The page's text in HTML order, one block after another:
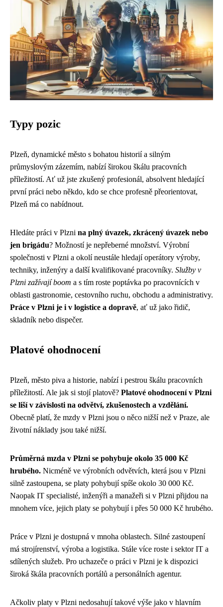
Typy pozic
Plzeň, dynamické město s bohatou historií a silným
průmyslovým zázemím, nabízí širokou škálu pracovních
příležitostí. Ať už jste zkušený profesionál, absolvent hledající
první práci nebo někdo, kdo se chce profesně přeorientovat,
Plzeň má co nabídnout.
Hledáte práci v Plzni na plný úvazek, zkrácený úvazek nebo
jen brigádu? Možností je nepřeberné množství. Výrobní
společnosti v Plzni a okolí neustále hledají operátory výroby,
techniky, inženýry a další kvalifikované pracovníky. Služby v
Plzni zažívají boom a s tím roste poptávka po pracovnících v
oblasti gastronomie, cestovního ruchu, obchodu a administrativy.
Práce v Plzni je i v logistice a dopravě, ať už jako řidič,
skladník nebo dispečer.
Platové ohodnocení
Plzeň, město piva a historie, nabízí i pestrou škálu pracovních
příležitostí. Ale jak si stojí platově? Platové ohodnocení v Plzni
se liší v závislosti na odvětví, zkušenostech a vzdělání.
Obecně platí, že mzdy v Plzni jsou o něco nižší než v Praze, ale
životní náklady jsou také nižší.
Průměrná mzda v Plzni se pohybuje okolo 35 000 Kč
hrubého. Nicméně ve výrobních odvětvích, která jsou v Plzni
silně zastoupena, se platy pohybují spíše okolo 30 000 Kč.
Naopak IT specialisté, inženýři a manažeři si v Plzni přijdou na
mnohem více, jejich platy se pohybují i přes 50 000 Kč hrubého.
Práce v Plzni je dostupná v mnoha oblastech. Silné zastoupení
má strojírenství, výroba a logistika. Stále více roste i sektor IT a
sdílených služeb. Pro uchazeče o práci v Plzni je k dispozici
široká škála pracovních portálů a personálních agentur.
Ačkoliv platy v Plzni nedosahují takové výše jako v hlavním